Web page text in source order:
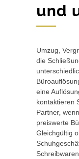
und
Umzug,
die
eine
kontaktieren
Partner,
preiswerte
Gleichgültig